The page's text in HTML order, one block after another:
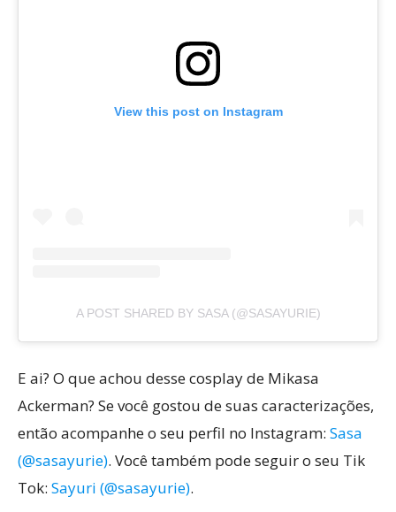
View this post on Instagram
A POST SHARED BY SASA (@SASAYURIE)
E ai? O que achou desse cosplay de Mikasa
Ackerman? Se você gostou de suas caracterizações,
então acompanhe o seu perfil no Instagram: Sasa
(@sasayurie). Você também pode seguir o seu Tik
Tok: Sayuri (@sasayurie).